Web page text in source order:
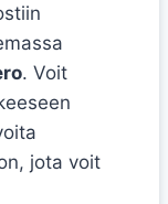
. Voit
jota voit